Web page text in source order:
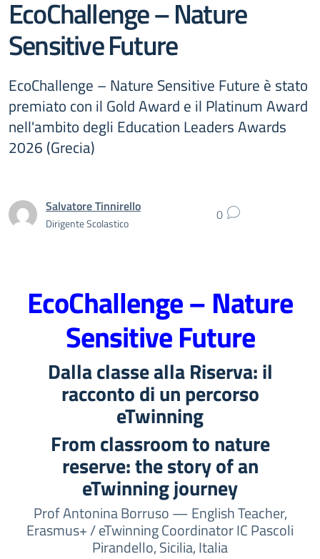
EcoChallenge – Nature
Sensitive Future
EcoChallenge – Nature Sensitive Future è stato
premiato con il Gold Award e il Platinum Award
nell'ambito degli Education Leaders Awards
2026 (Grecia)
Salvatore Tinnirello
Dirigente Scolastico 0
EcoChallenge – Nature
Sensitive Future
Dalla classe alla Riserva: il
racconto di un percorso
eTwinning
From classroom to nature
reserve: the story of an
eTwinning journey
Prof Antonina Borruso — English Teacher,
Erasmus+ / eTwinning Coordinator IC Pascoli
Pirandello, Sicilia, Italia